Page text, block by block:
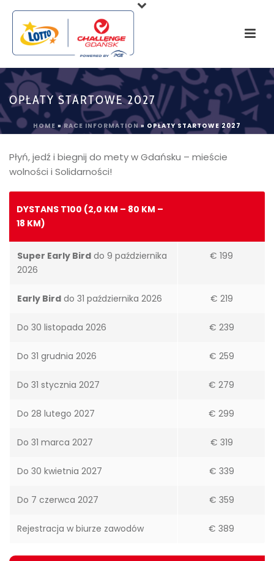
OPŁATY STARTOWE 2027
HOME »RACE INFORMATION» OPŁATY STARTOWE 2027
Płyń, jedź i biegnij do mety w Gdańsku – mieście
wolności i Solidarności!
DYSTANS T100 (2,0 KM – 80 KM –
18 KM)
Super Early Bird do 9 października
2026
€ 199
Early Bird do 31 października 2026 € 219
Do 30 listopada 2026 € 239
Do 31 grudnia 2026 € 259
Do 31 stycznia 2027 € 279
Do 28 lutego 2027 € 299
Do 31 marca 2027 € 319
Do 30 kwietnia 2027 € 339
Do 7 czerwca 2027 € 359
Rejestracja w biurze zawodów € 389